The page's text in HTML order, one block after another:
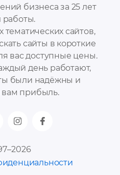
бизнеса за 25 лет
работы.
тематических сайтов,
сайты в короткие
вас доступные цены.
день работают,
были надёжны и
прибыль.